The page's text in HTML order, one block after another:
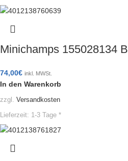
Minichamps 155028134
74,00€ inkl. MWSt.
In den Warenkorb
zzgl. Versandkosten
Lieferzeit: 1-3 Tage *